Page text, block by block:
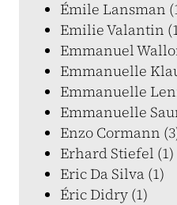
Émile Lansman
Emilie Valantin
Emmanuel
Emmanuelle
Emmanuelle
Emmanuelle
Enzo Cormann
Erhard Stiefel (1)
Eric Da Silva (1)
Éric Didry (1)